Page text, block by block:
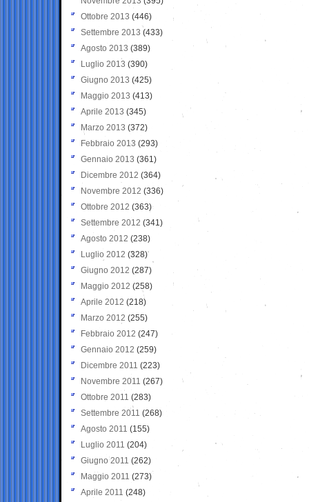
Ottobre 2013 (446)
Settembre 2013 (433)
Agosto 2013 (389)
Luglio 2013 (390)
Giugno 2013 (425)
Maggio 2013 (413)
Aprile 2013 (345)
Marzo 2013 (372)
Febbraio 2013 (293)
Gennaio 2013 (361)
Dicembre 2012 (364)
Novembre 2012 (336)
Ottobre 2012 (363)
Settembre 2012 (341)
Agosto 2012 (238)
Luglio 2012 (328)
Giugno 2012 (287)
Maggio 2012 (258)
Aprile 2012 (218)
Marzo 2012 (255)
Febbraio 2012 (247)
Gennaio 2012 (259)
Dicembre 2011 (223)
Novembre 2011 (267)
Ottobre 2011 (283)
Settembre 2011 (268)
Agosto 2011 (155)
Luglio 2011 (204)
Giugno 2011 (262)
Maggio 2011 (273)
Aprile 2011 (248)